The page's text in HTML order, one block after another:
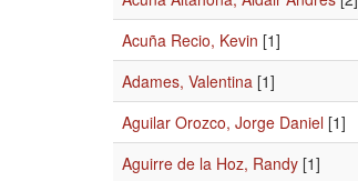
Acuña Recio, Kevin [1]
Adames, Valentina [1]
Aguilar Orozco, Jorge Daniel [1]
Aguirre de la Hoz, Randy [1]